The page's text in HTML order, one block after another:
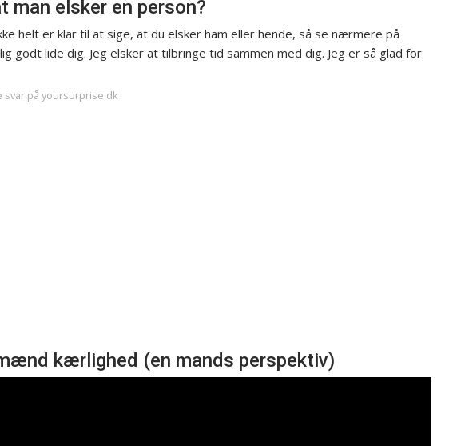
man elsker en person?
helt er klar til at sige, at du elsker ham eller hende, så se nærmere på
godt lide dig. Jeg elsker at tilbringe tid sammen med dig. Jeg er så glad for
svar på yoursurprise.dk
kærlighed (en mands perspektiv)